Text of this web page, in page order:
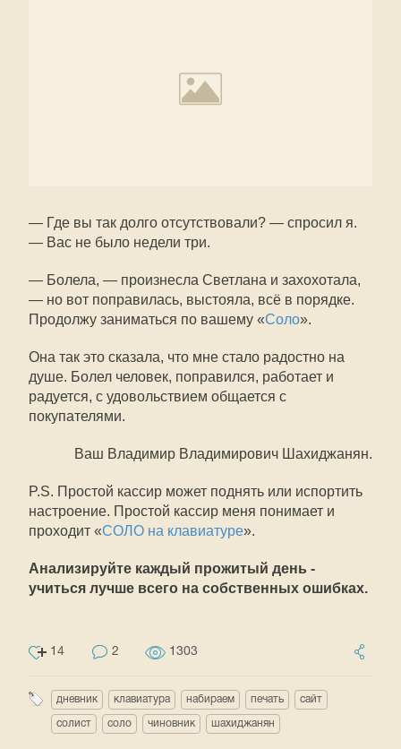
— Где вы так долго отсутствовали? — спросил я.
— Вас не было недели три.
— Болела, — произнесла Светлана и захохотала,
— но вот поправилась, выстояла, всё в порядке.
Продолжу заниматься по вашему «Соло».
Она так это сказала, что мне стало радостно на
душе. Болел человек, поправился, работает и
радуется, с удовольствием общается с
покупателями.
Ваш Владимир Владимирович Шахиджанян.
P.S. Простой кассир может поднять или испортить
настроение. Простой кассир меня понимает и
проходит «СОЛО на клавиатуре».
Анализируйте каждый прожитый день -
учиться лучше всего на собственных ошибках.
14 2 1303
дневник клавиатура набираем печать сайт
солист соло чиновник шахиджанян